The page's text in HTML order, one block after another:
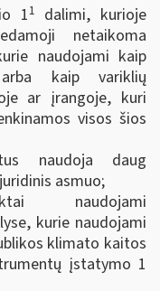
11 dalimi, kurioje
netaikoma
naudojami kaip
kaip variklių
ar įrangoje, kuri
visos šios
naudoja daug
asmuo;
naudojami
kurie naudojami
klimato kaitos
įstatymo 1